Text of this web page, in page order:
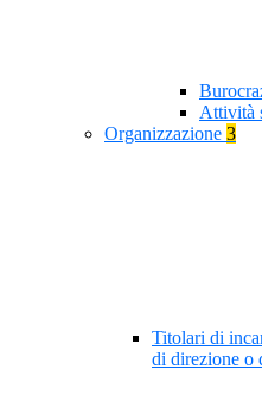
Attività
Organizzazione 3
Titolari di
di direzione o